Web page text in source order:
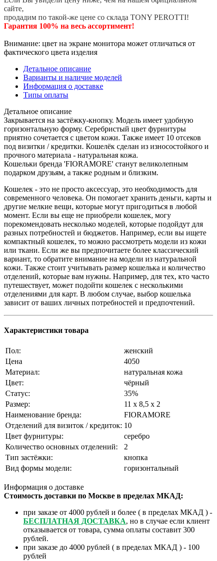
сайте,
продадим по такой-же цене со склада TONY PEROTTI!
Гарантия 100% на весь ассортимент!
Внимание: цвет на экране монитора может отличаться от
фактического цвета изделия
Детальное описание
Варианты и наличие моделей
Информация о доставке
Типы оплаты
Детальное описание
Закрывается на застёжку-кнопку. Модель имеет удобную
горизонтальную форму. Серебристый цвет фурнитуры
приятно сочетается с цветом кожи. Также имеет 10 отсеков
под визитки / кредитки. Кошелёк сделан из износостойкого и
прочного материала - натуральная кожа.
Кошельки бренда 'FIORAMORE' станут великолепным
подарком друзьям, а также родным и близким.
Кошелек - это не просто аксессуар, это необходимость для
современного человека. Он помогает хранить деньги, карты и
другие мелкие вещи, которые могут пригодиться в любой
момент. Если вы еще не приобрели кошелек, могу
порекомендовать несколько моделей, которые подойдут для
разных потребностей и бюджетов. Например, если вы ищете
компактный кошелек, то можно рассмотреть модели из кожи
или ткани. Если же вы предпочитаете более классический
вариант, то обратите внимание на модели из натуральной
кожи. Также стоит учитывать размер кошелька и количество
отделений, которые вам нужны. Например, для тех, кто часто
путешествует, может подойти кошелек с несколькими
отделениями для карт. В любом случае, выбор кошелька
зависит от ваших личных потребностей и предпочтений.
Характеристики товара
Пол:
женский
Цена
4050
Материал:
натуральная кожа
Цвет:
чёрный
Статус:
35%
Размер:
11 x 8,5 x 2
Наименование бренда:
FIORAMORE
Отделений для визиток / кредиток: 10
Цвет фурнитуры:
серебро
Количество основных отделений:
2
Тип застёжки:
кнопка
Вид формы модели:
горизонтальный
Информация о доставке
Стоимость доставки по Москве в пределах МКАД:
при заказе от 4000 рублей и более ( в пределах МКАД ) -
БЕСПЛАТНАЯ ДОСТАВКА, но в случае если клиент
отказывается от товара, сумма оплаты составит 300
рублей.
при заказе до 4000 рублей ( в пределах МКАД ) - 100
рублей
❄